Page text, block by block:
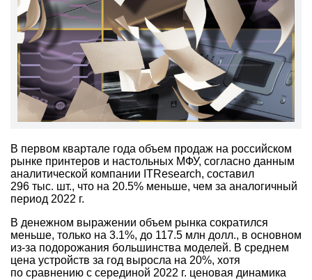
В первом квартале года объем продаж на российском
рынке принтеров и настольных МФУ, согласно данным
аналитической компании ITResearch, составил
296 тыс. шт., что на 20.5% меньше, чем за аналогичный
период 2022 г.
В денежном выражении объем рынка сократился
меньше, только на 3.1%, до 117.5 млн долл., в основном
из-за подорожания большинства моделей. В среднем
цена устройств за год выросла на 20%, хотя
по сравнению с серединой 2022 г. ценовая динамика